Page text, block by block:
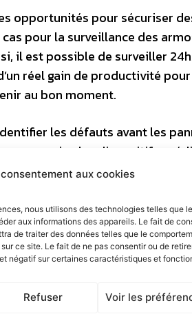
aux cookies
nous utilisons des technologies telles que
aux informations des appareils. Le fait de
de traiter des données telles que le
ce site. Le fait de ne pas consentir ou de
négatif sur certaines caractéristiques et
Refuser Voir les
opportunités pour sécuriser
pour la surveillance des
il est possible de surveiller
réel gain de productivité
au bon moment.
les défauts avant les
un navire, les dispositifs
qui pourront
voire catastrophiques.
et répond aux
Marine, DNV, Lloyd’s, ABS,
dans l’industrie